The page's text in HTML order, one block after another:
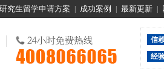
研究生留学申请方案 成功案例 最新更新
信
经